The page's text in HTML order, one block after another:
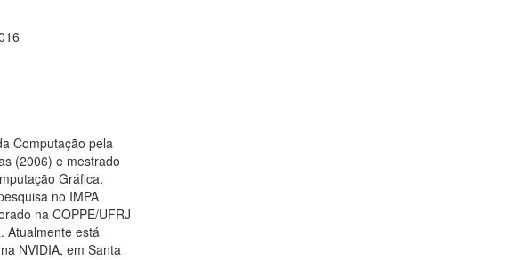
Computação pela
(2006) e mestrado
Gráfica.
no IMPA
na COPPE/UFRJ
Atualmente está
NVIDIA, em Santa